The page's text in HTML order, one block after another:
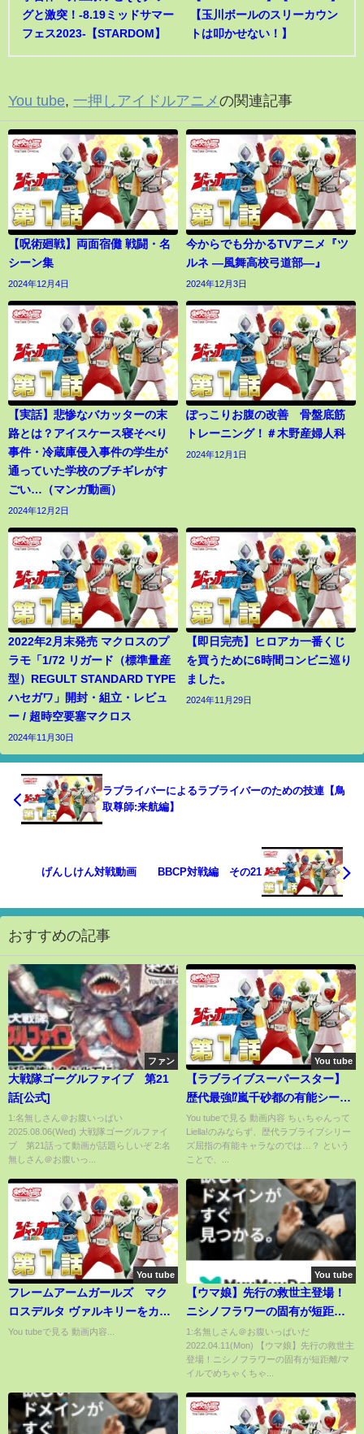
グと激突！-8.19ミッドサマー
フェス2023-【STARDOM】
【玉川ボールのスリーカウン
トは叩かせない！】
You tube, 一押しアイドルアニメの関連記事
【呪術廻戦】両面宿儺 戦闘・名
シーン集
2024年12月4日
今からでも分かるTVアニメ『ツ
ルネ ―風舞高校弓道部―』
2024年12月3日
【実話】悲惨なバカッターの末
路とは？アイスケース寝そべり
事件・冷蔵庫侵入事件の学生が
通っていた学校のブチギレがす
ごい…（マンガ動画）
2024年12月2日
ぽっこりお腹の改善 骨盤底筋
トレーニング！＃木野産婦人科
2024年12月1日
2022年2月末発売 マクロスのプ
ラモ「1/72 リガード（標準量産
型）REGULT STANDARD TYPE
ハセガワ」開封・組立・レビュ
ー / 超時空要塞マクロス
2024年11月30日
【即日完売】ヒロアカ一番くじ
を買うために6時間コンビニ巡り
ました。
2024年11月29日
ラブライバーによるラブライバーのための技連【鳥
取尊師:来航編】
げんしけん対戦動画 BBCP対戦編 その21
おすすめの記事
ファン
大戦隊ゴーグルファイブ 第21
話[公式]
1:名無しさん＠お腹いっぱい
2025.08.06(Wed) 大戦隊ゴーグルファイ
ブ 第21話って動画が話題らしいぞ 2:名
無しさん＠お腹いっ...
You tube
【ラブライブスーパースター】
歴代最強⁉︎嵐千砂都の有能シー
ン！７話まで総まとめ！
【Liella!解説】
You tubeで見る 動画内容 ちぃちゃんって
Liella!のみならず、歴代ラブライブシリー
ズ屈指の有能キャラなのでは…？ という
ことで、...
You tube
フレームアームガールズ マク
ロスデルタ ヴァルキリーをカナ
メさん風で作る！！part1#プラ
You tubeで見る 動画内容...
You tube
【ウマ娘】先行の救世主登場！
ニシノフラワーの固有が短距離/
マイルでめちゃくちゃ強い!!真っ
向勝負の上位スキルも登場！
1:名無しさん＠お腹いっぱいだ
2022.04.11(Mon) 【ウマ娘】先行の救世主
登場！ニシノフラワーの固有が短距離/マ
イルでめちゃくちゃ...